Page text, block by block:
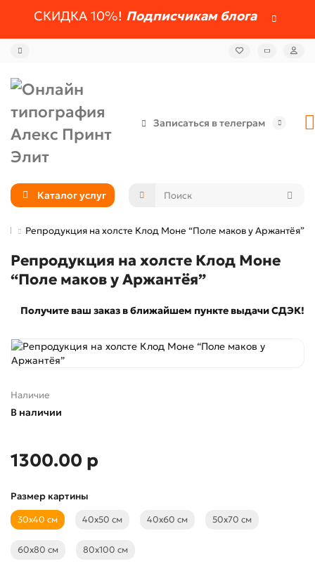
СКИДКА 10%! Подписчикам блога
Записаться в телеграм
Каталог услуг
Репродукция на холсте Клод Моне “Поле маков у Аржантёя”
Репродукция на холсте Клод Моне
“Поле маков у Аржантёя”
Получите ваш заказ в ближайшем пункте выдачи СДЭК!
Наличие
В наличии
1300.00 р
Размер картины
30х40 см 40х50 см 40х60 см 50х70 см
60х80 см 80х100 см